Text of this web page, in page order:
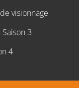
visionnage
3
4